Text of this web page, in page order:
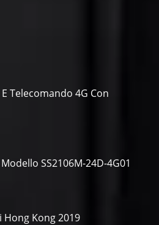
Telecomando 4G Con
SS2106M-24D-4G01
Kong 2019